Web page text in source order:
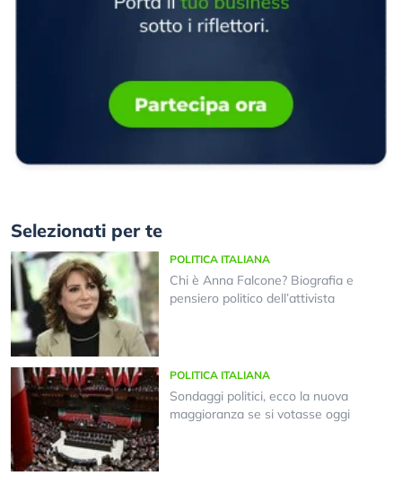
Selezionati per te
POLITICA ITALIANA
Chi è Anna Falcone? Biografia e
pensiero politico dell’attivista
POLITICA ITALIANA
Sondaggi politici, ecco la nuova
maggioranza se si votasse oggi